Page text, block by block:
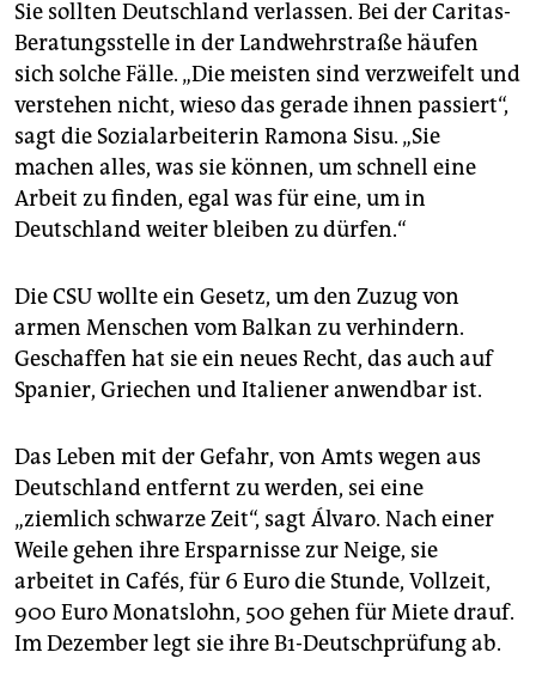
Sie sollten Deutschland verlassen. Bei der Caritas-
Beratungsstelle in der Landwehrstraße häufen
sich solche Fälle. „Die meisten sind verzweifelt und
verstehen nicht, wieso das gerade ihnen passiert“,
sagt die Sozialarbeiterin Ramona Sisu. „Sie
machen alles, was sie können, um schnell eine
Arbeit zu finden, egal was für eine, um in
Deutschland weiter bleiben zu dürfen.“
Die CSU wollte ein Gesetz, um den Zuzug von
armen Menschen vom Balkan zu verhindern.
Geschaffen hat sie ein neues Recht, das auch auf
Spanier, Griechen und Italiener anwendbar ist.
Das Leben mit der Gefahr, von Amts wegen aus
Deutschland entfernt zu werden, sei eine
„ziemlich schwarze Zeit“, sagt Álvaro. Nach einer
Weile gehen ihre Ersparnisse zur Neige, sie
arbeitet in Cafés, für 6 Euro die Stunde, Vollzeit,
900 Euro Monatslohn, 500 gehen für Miete drauf.
Im Dezember legt sie ihre B1-Deutschprüfung ab.